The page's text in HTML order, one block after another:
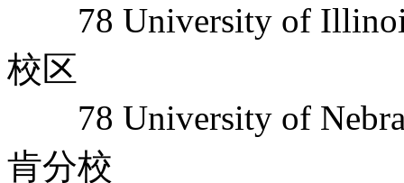
78 University of
校区
78 University of
肯分校